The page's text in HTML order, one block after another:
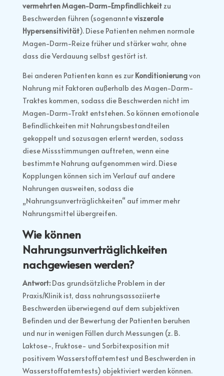
vermehrten Magen-Darm-Empfindlichkeitzu
Beschwerden führen (sogenannteviszerale
Hypersensitivität). Diese Patienten nehmen normale
Magen-Darm-Reize früher und stärker wahr, ohne
dass die Verdauung selbst gestört ist.
Bei anderen Patienten kann es zur Konditionierungvon
Nahrung mit Faktoren außerhalb des Magen-Darm-
Traktes kommen, sodass die Beschwerden nicht im
Magen-Darm-Trakt entstehen. So können emotionale
Befindlichkeiten mit Nahrungsbestandteilen
gekoppelt und sozusagen erlernt werden, sodass
diese Missstimmungen auftreten, wenn eine
bestimmte Nahrung aufgenommen wird. Diese
Kopplungen können sich im Verlauf auf andere
Nahrungen ausweiten, sodass die
„Nahrungsunverträglichkeiten“ auf immer mehr
Nahrungsmittel übergreifen.
Wie können
Nahrungsunverträglichkeiten
nachgewiesen werden?
Antwort:Das grundsätzliche Problem in der
Praxis/Klinik ist, dass nahrungsassoziierte
Beschwerden überwiegend auf dem subjektiven
Befinden und der Bewertung der Patienten beruhen
und nur in wenigen Fällen durch Messungen (z. B.
Laktose-, Fruktose- und Sorbitexposition mit
positivem Wasserstoffatemtest und Beschwerden in
Wasserstoffatemtests) objektiviert werden können.